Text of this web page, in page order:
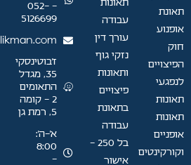
תאונת
אופנוע
חוק
הפיצויים
לנפגעי
תאונות
תאונות
אופניים
וקורקינטים
תאונות
עבודה
עורך דין
נזקי גוף
ותאונות
פיצויים
בתאונת
עבודה
בל 250 -
אישור
- 052-
5126699
ז'בוטינסקי
35, מגדל
התאומים
2 - קומה
5, רמת גן
א׳–ה׳:
8:00
-